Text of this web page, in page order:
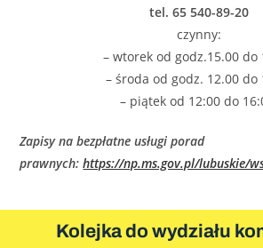
tel. 65 540-89-20
czynny:
– wtorek od godz.15.00 do
– środa od godz. 12.00 do
– piątek od 12:00 do
Zapisy na bezpłatne usługi porad
prawnych:https://np.ms.gov.pl/lubuskie/
Kolejka do wydziału